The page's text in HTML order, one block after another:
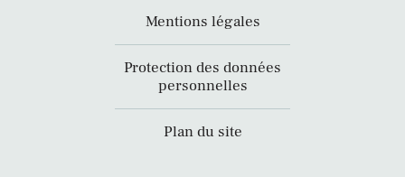
Mentions légales
Protection des données
personnelles
Plan du site